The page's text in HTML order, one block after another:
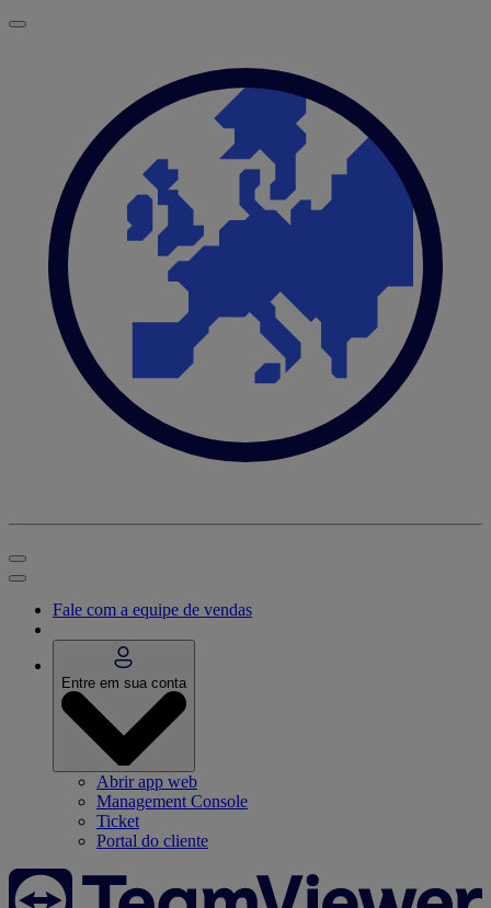
Fale com a equipe de vendas
Entre em sua conta
Abrir app web
Management Console
Ticket
Portal do cliente